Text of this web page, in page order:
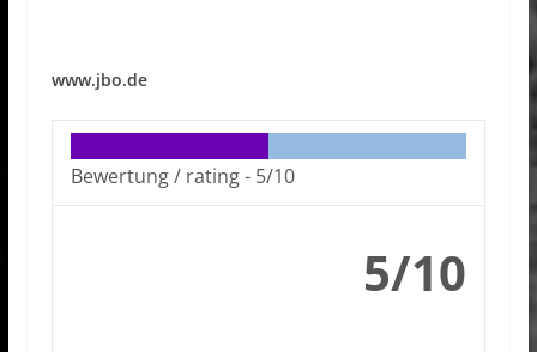
www.jbo.de
Bewertung / rating - 5/10
5/10